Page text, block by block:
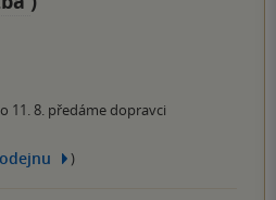
11. 8. předáme dopravci
)